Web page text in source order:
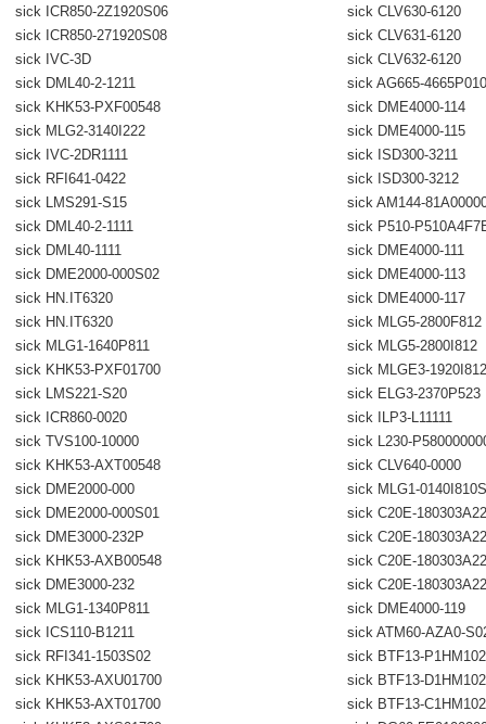
sick ICR850-2Z1920S06
sick CLV630-6120
sick ICR850-271920S08
sick CLV631-6120
sick IVC-3D
sick CLV632-6120
sick DML40-2-1211
sick AG665-
sick KHK53-PXF00548
sick DME4000-114
sick MLG2-3140I222
sick DME4000-115
sick IVC-2DR1111
sick ISD300-3211
sick RFI641-0422
sick ISD300-3212
sick LMS291-S15
sick AM144-
sick DML40-2-1111
sick P510-
sick DML40-1111
sick DME4000-111
sick DME2000-000S02
sick DME4000-113
sick HN.IT6320
sick DME4000-117
sick HN.IT6320
sick MLG5-2800F812
sick MLG1-1640P811
sick MLG5-2800I812
sick KHK53-PXF01700
sick MLGE3-1920I812
sick LMS221-S20
sick ELG3-2370P523
sick ICR860-0020
sick ILP3-L11111
sick TVS100-10000
sick L230-
sick KHK53-AXT00548
sick CLV640-0000
sick DME2000-000
sick MLG1-
sick DME2000-000S01
sick C20E-180303A22
sick DME3000-232P
sick C20E-180303A22
sick KHK53-AXB00548
sick C20E-180303A22
sick DME3000-232
sick C20E-180303A22
sick MLG1-1340P811
sick DME4000-119
sick ICS110-B1211
sick ATM60-AZA0-
sick RFI341-1503S02
sick BTF13-
sick KHK53-AXU01700
sick BTF13-
sick KHK53-AXT01700
sick BTF13-